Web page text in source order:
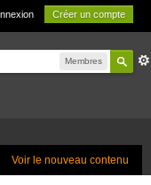
Créer un compte
Membres
Voir le nouveau contenu